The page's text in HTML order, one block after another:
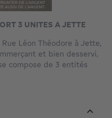
3 UNITES A JETTE
Léon Théodore à Jette,
et bien desservi,
compose de 3 entités
une surface d’environ